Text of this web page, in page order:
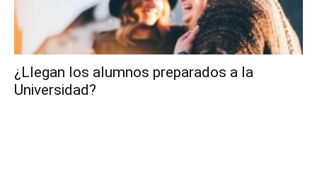
¿Llegan los alumnos preparados a la
Universidad?